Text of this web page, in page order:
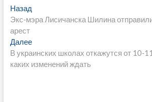
Навигация
по
записям
НазадПредыдущая
запись:
Экс-мэра Лисичанска Шилина
арест
ДалееСледующая
запись:
В украинских школах откажутся от 10-
каких изменений ждать